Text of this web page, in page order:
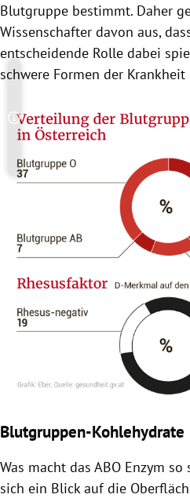
Blutgruppe bestimmt. Daher
Wissenschafter davon aus,
entscheidende Rolle dabei
schwere Formen der
Copyright-Hinweis öffnen/
Blutgruppen-Kohlehydrate
Was macht das ABO Enzym
sich ein Blick auf die